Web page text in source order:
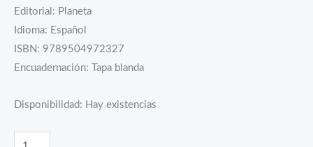
Editorial: Planeta
Idioma: Español
ISBN: 9789504972327
Encuadernación: Tapa blanda
Disponibilidad: Hay existencias
Tan